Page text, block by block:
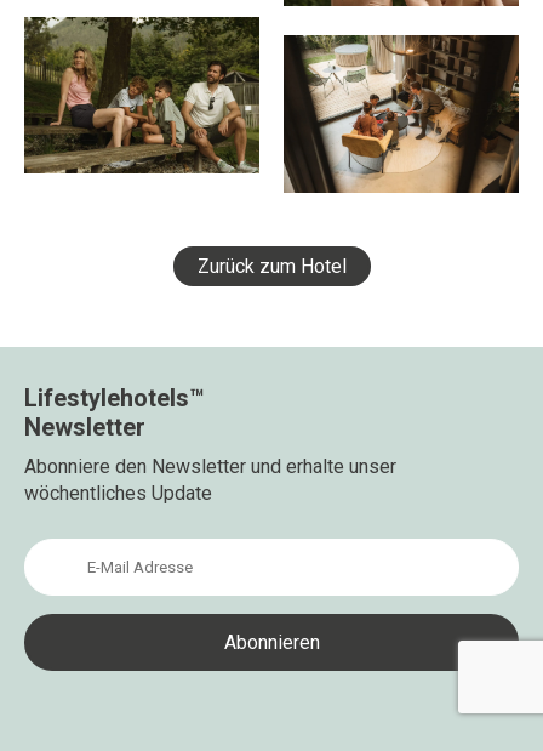
Zurück zum Hotel
Lifestylehotels™
Newsletter
Abonniere den Newsletter und erhalte unser
wöchentliches Update